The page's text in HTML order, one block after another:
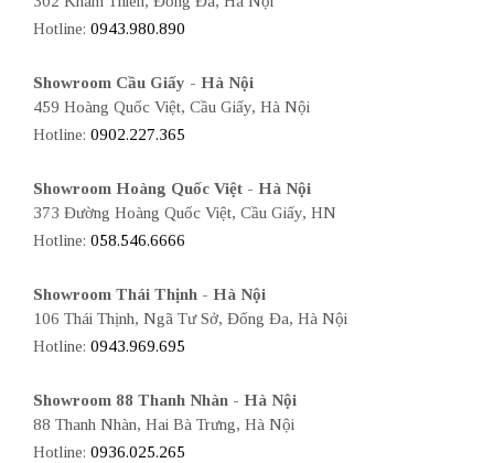
Hotline: 0943.980.890
Showroom Cầu Giấy - Hà Nội
459 Hoàng Quốc Việt, Cầu Giấy, Hà Nội
Hotline: 0902.227.365
Showroom Hoàng Quốc Việt - Hà Nội
373 Đường Hoàng Quốc Việt, Cầu Giấy, HN
Hotline: 058.546.6666
Showroom Thái Thịnh - Hà Nội
106 Thái Thịnh, Ngã Tư Sở, Đống Đa, Hà Nội
Hotline: 0943.969.695
Showroom 88 Thanh Nhàn - Hà Nội
88 Thanh Nhàn, Hai Bà Trưng, Hà Nội
Hotline: 0936.025.265